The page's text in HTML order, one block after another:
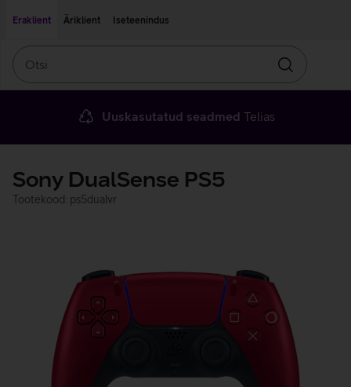
Eraklient
Äriklient Iseteenindus
Otsin
Uuskasutatud seadmed Telias
Sony DualSense PS5
Tootekood: ps5dualvr